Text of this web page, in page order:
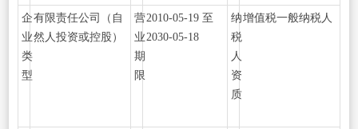
企
业
类
型
有限责任公司（自
然人投资或控股）
营
业
期
限
2010-05-19 至
2030-05-18
纳
税
人
资
质
增值税一般纳税人